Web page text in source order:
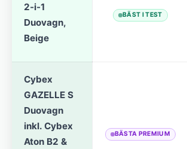
2-i-1
Duovagn,
Beige
BÄST I TEST
Cybex
GAZELLE S
Duovagn
inkl. Cybex
Aton B2 &
BÄSTA PREMIUM